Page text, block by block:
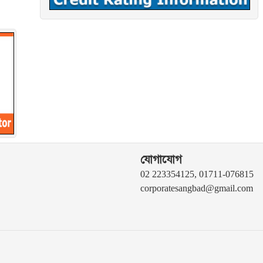
যোগাযোগ
02 223354125, 01711-076815
corporatesangbad@gmail.com